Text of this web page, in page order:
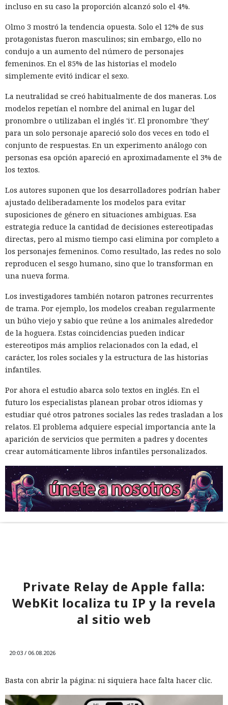
incluso en su caso la proporción alcanzó solo el 4%.
Olmo 3 mostró la tendencia opuesta. Solo el 12% de sus
protagonistas fueron masculinos; sin embargo, ello no
condujo a un aumento del número de personajes
femeninos. En el 85% de las historias el modelo
simplemente evitó indicar el sexo.
La neutralidad se creó habitualmente de dos maneras. Los
modelos repetían el nombre del animal en lugar del
pronombre o utilizaban el inglés 'it'. El pronombre 'they'
para un solo personaje apareció solo dos veces en todo el
conjunto de respuestas. En un experimento análogo con
personas esa opción apareció en aproximadamente el 3% de
los textos.
Los autores suponen que los desarrolladores podrían haber
ajustado deliberadamente los modelos para evitar
suposiciones de género en situaciones ambiguas. Esa
estrategia reduce la cantidad de decisiones estereotipadas
directas, pero al mismo tiempo casi elimina por completo a
los personajes femeninos. Como resultado, las redes no solo
reproducen el sesgo humano, sino que lo transforman en
una nueva forma.
Los investigadores también notaron patrones recurrentes
de trama. Por ejemplo, los modelos creaban regularmente
un búho viejo y sabio que reúne a los animales alrededor
de la hoguera. Estas coincidencias pueden indicar
estereotipos más amplios relacionados con la edad, el
carácter, los roles sociales y la estructura de las historias
infantiles.
Por ahora el estudio abarca solo textos en inglés. En el
futuro los especialistas planean probar otros idiomas y
estudiar qué otros patrones sociales las redes trasladan a los
relatos. El problema adquiere especial importancia ante la
aparición de servicios que permiten a padres y docentes
crear automáticamente libros infantiles personalizados.
Private Relay de Apple falla:
WebKit localiza tu IP y la revela
al sitio web
20:03 / 06.08.2026
Basta con abrir la página: ni siquiera hace falta hacer clic.